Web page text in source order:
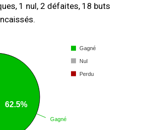
1 nul, 2 défaites, 18 buts